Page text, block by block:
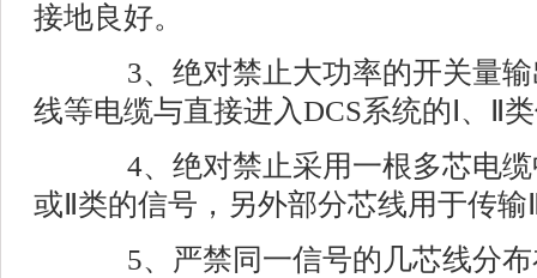
接地良好。
3、绝对禁止大功率的开关量输
线等电缆与直接进入DCS系统的Ⅰ、Ⅱ
4、绝对禁止采用一根多芯电缆
或Ⅱ类的信号，另外部分芯线用于传
5、严禁同一信号的几芯线分布